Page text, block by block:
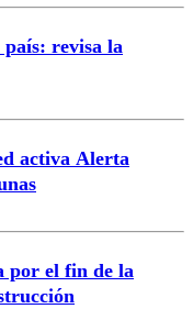
país: revisa la
activa Alerta
por el fin de la